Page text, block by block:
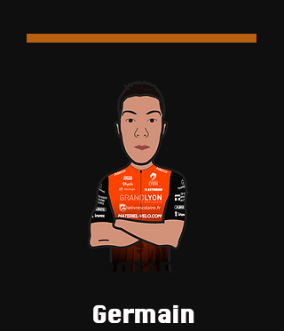
PROTIERE
Germain